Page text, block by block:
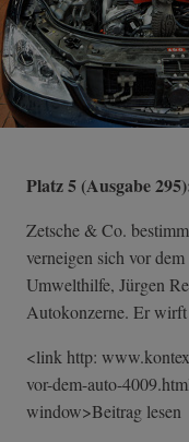
Platz 5 (Ausgabe
Zetsche & Co.
verneigen sich vor
Umwelthilfe, Jürgen
Autokonzerne. Er
<link http:
vor-de­m-auto-
window>Beitr­ag lesen